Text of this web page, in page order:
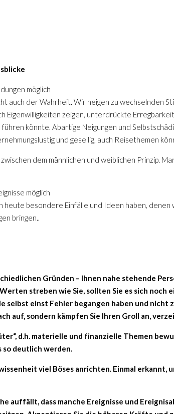
möglich
auch der Wahrheit. Wir neigen zu wechselnden
zeigen, unterdrückte
könnte. Abartige Neigungen und
und gesellig, auch Reisethemen
dem männlichen und weiblichen Prinzip.
möglich
besondere Einfälle und Ideen haben, denen
bringen..
Gründen – Ihnen nahe stehende
streben wie Sie, sollten Sie es sich noch
selbst einst Fehler begangen haben und
auf, sondern kämpfen Sie Ihren Groll an,
d.h. materielle und finanzielle Themen
so deutlich werden.
viel Böses anrichten. Einmal erkannt,
auffällt, dass manche Ereignisse und